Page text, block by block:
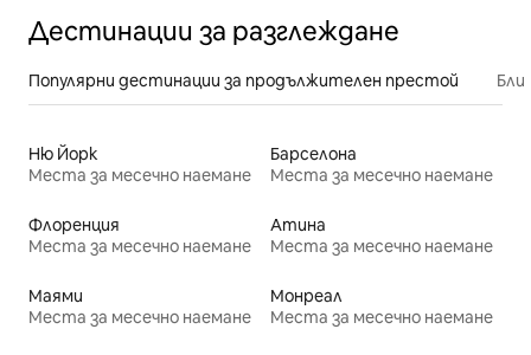
Дестинации за разглеждане
Популярни дестинации за продължителен престой
Ню Йорк
Места за месечно наемане
Барселона
Места за месечно наемане
Флоренция
Места за месечно наемане
Атина
Места за месечно наемане
Маями
Места за месечно наемане
Монреал
Места за месечно наемане